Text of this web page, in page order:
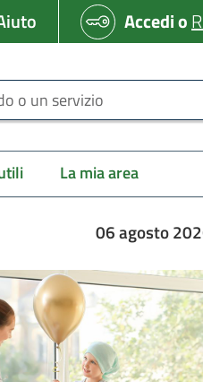
Accedio
servizio
La mia area
06 agosto